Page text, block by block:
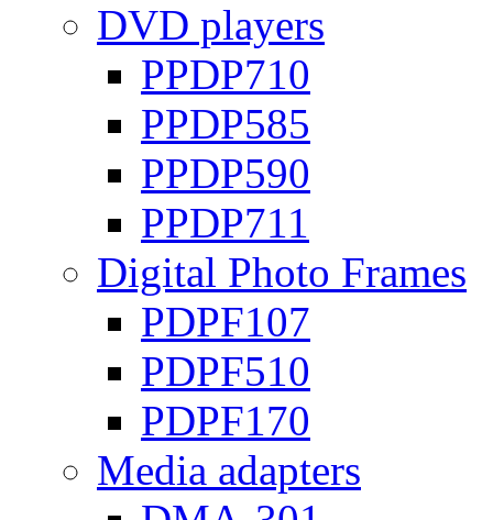
DVD players
PPDP710
PPDP585
PPDP590
PPDP711
Digital Photo Frames
PDPF107
PDPF510
PDPF170
Media adapters